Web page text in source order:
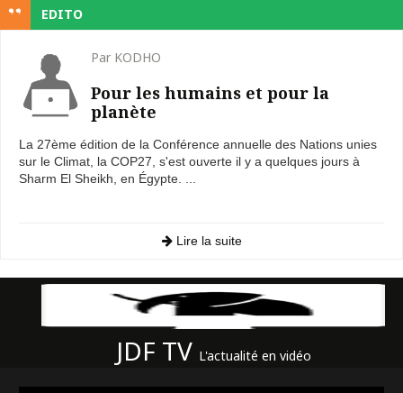
EDITO
Par KODHO
Pour les humains et pour la
planète
La 27ème édition de la Conférence annuelle des Nations unies
sur le Climat, la COP27, s'est ouverte il y a quelques jours à
Sharm El Sheikh, en Égypte. ...
Lire la suite
JDF TV L'actualité en vidéo